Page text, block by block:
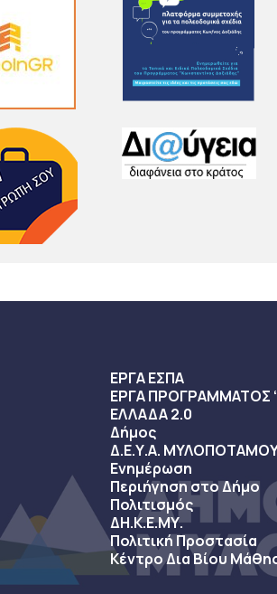
ΕΡΓΑ ΕΣΠΑ
ΕΡΓΑ ΠΡΟΓΡΑΜΜΑΤΟΣ
ΕΛΛΑΔΑ 2.0
Δήμος
Δ.Ε.Υ.Α.
Ενημέρωση
Περιήγηση στο Δήμο
Πολιτισμός
ΔΗ.Κ.Ε.ΜΥ.
Πολιτική Προστασία
Κέντρο Δια Βίου